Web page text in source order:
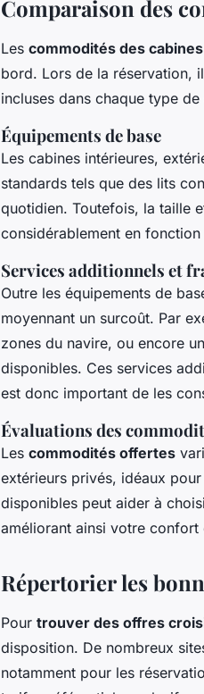
Comparaison des
Les commodités des
bord. Lors de la réservation,
incluses dans chaque type de
Équipements de base
Les cabines intérieures,
standards tels que des lits
quotidien. Toutefois, la taille
considérablement en
Services additionnels et
Outre les équipements de
moyennant un surcoût. Par
zones du navire, ou encore
disponibles. Ces services
est donc important de les
Évaluations des
Les commodités offertes
extérieurs privés, idéaux
disponibles peut aider à
améliorant ainsi votre confort
Répertorier les
Pour trouver des offres
disposition. De nombreux
notamment pour les